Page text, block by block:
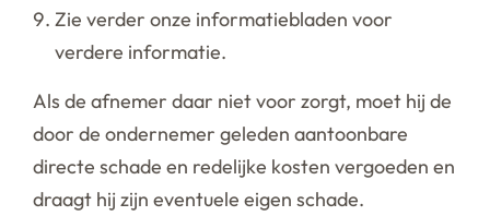
Zie verder onze informatiebladen voor
verdere informatie.
Als de afnemer daar niet voor zorgt, moet hij de
door de ondernemer geleden aantoonbare
directe schade en redelijke kosten vergoeden en
draagt hij zijn eventuele eigen schade.